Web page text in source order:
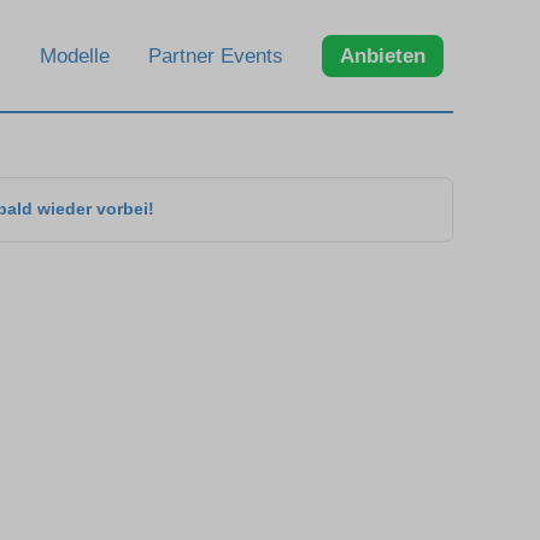
Modelle Partner Events Anbieten
wieder vorbei!